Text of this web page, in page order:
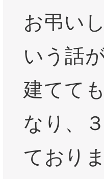
お弔い
いう話
建てて
なり、
ており